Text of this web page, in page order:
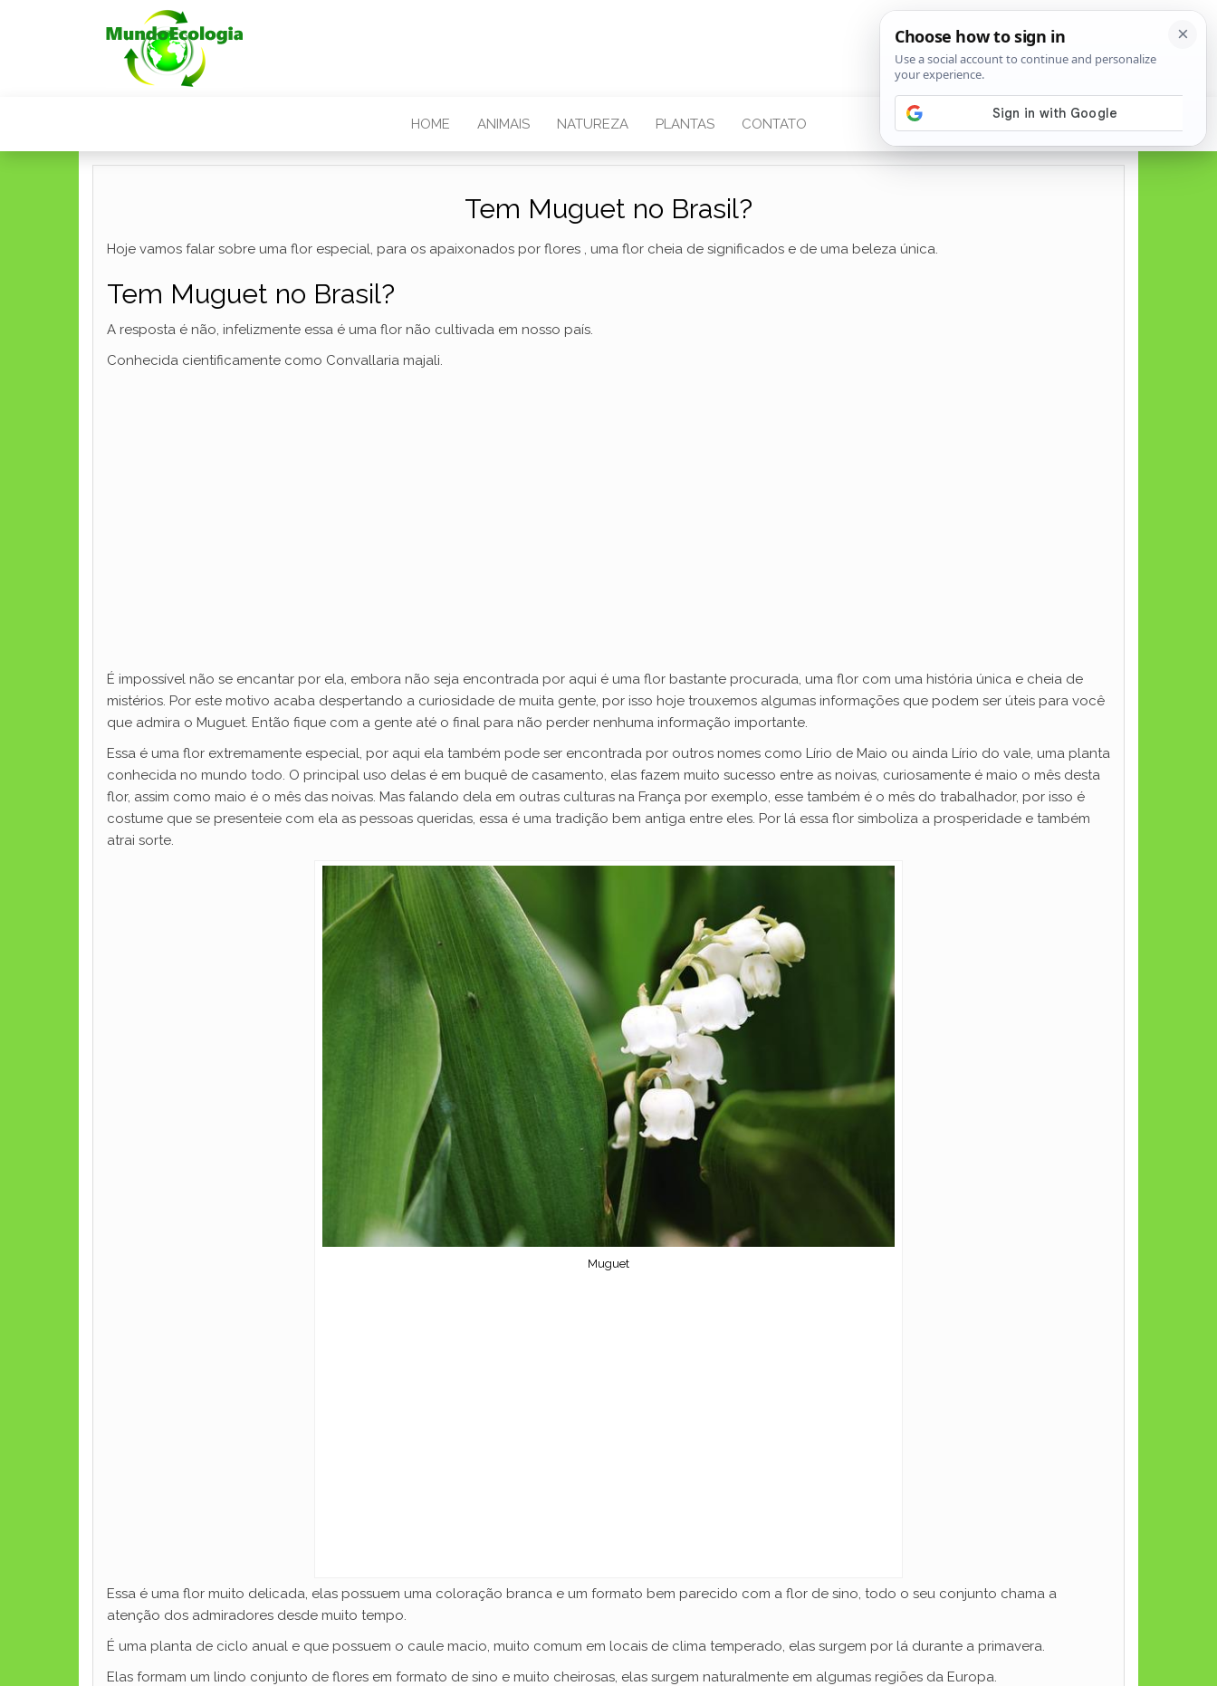
HOME ANIMAIS NATUREZA PLANTAS CONTATO
Tem Muguet no Brasil?
Hoje vamos falar sobre uma flor especial, para os apaixonados por flores , uma flor cheia de significados e de uma beleza única.
Tem Muguet no Brasil?
A resposta é não, infelizmente essa é uma flor não cultivada em nosso país.
Conhecida cientificamente como Convallaria majali.
É impossível não se encantar por ela, embora não seja encontrada por aqui é uma flor bastante procurada, uma flor com uma história única e cheia de
mistérios. Por este motivo acaba despertando a curiosidade de muita gente, por isso hoje trouxemos algumas informações que podem ser úteis para você
que admira o Muguet. Então fique com a gente até o final para não perder nenhuma informação importante.
Essa é uma flor extremamente especial, por aqui ela também pode ser encontrada por outros nomes como Lírio de Maio ou ainda Lírio do vale, uma planta
conhecida no mundo todo. O principal uso delas é em buquê de casamento, elas fazem muito sucesso entre as noivas, curiosamente é maio o mês desta
flor, assim como maio é o mês das noivas. Mas falando dela em outras culturas na França por exemplo, esse também é o mês do trabalhador, por isso é
costume que se presenteie com ela as pessoas queridas, essa é uma tradição bem antiga entre eles. Por lá essa flor simboliza a prosperidade e também
atrai sorte.
Muguet
Essa é uma flor muito delicada, elas possuem uma coloração branca e um formato bem parecido com a flor de sino, todo o seu conjunto chama a
atenção dos admiradores desde muito tempo.
É uma planta de ciclo anual e que possuem o caule macio, muito comum em locais de clima temperado, elas surgem por lá durante a primavera.
Elas formam um lindo conjunto de flores em formato de sino e muito cheirosas, elas surgem naturalmente em algumas regiões da Europa.